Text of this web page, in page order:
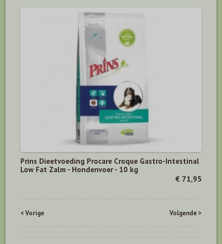
Prins Dieetvoeding Procare Croque Gastro-Intestinal
Low Fat Zalm - Hondenvoer - 10 kg
€ 71,95
< Vorige Volgende >